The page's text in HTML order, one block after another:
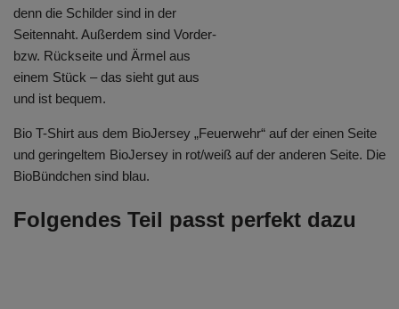
denn die Schilder sind in der
Seitennaht. Außerdem sind Vorder-
bzw. Rückseite und Ärmel aus
einem Stück – das sieht gut aus
und ist bequem.
Bio T-Shirt aus dem BioJersey „Feuerwehr“ auf der einen Seite
und geringeltem BioJersey in rot/weiß auf der anderen Seite. Die
BioBündchen sind blau.
Folgendes Teil passt perfekt dazu